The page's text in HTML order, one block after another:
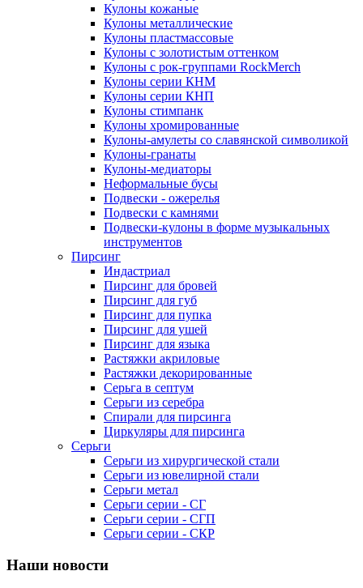
Кулоны кожаные
Кулоны металлические
Кулоны пластмассовые
Кулоны с золотистым оттенком
Кулоны с рок-группами RockMerch
Кулоны серии КНМ
Кулоны серии КНП
Кулоны стимпанк
Кулоны хромированные
Кулоны-амулеты со славянской символикой
Кулоны-гранаты
Кулоны-медиаторы
Неформальные бусы
Подвески - ожерелья
Подвески с камнями
Подвески-кулоны в форме музыкальных
инструментов
Пирсинг
Индастриал
Пирсинг для бровей
Пирсинг для губ
Пирсинг для пупка
Пирсинг для ушей
Пирсинг для языка
Растяжки акриловые
Растяжки декорированные
Серьга в септум
Серьги из серебра
Спирали для пирсинга
Циркуляры для пирсинга
Серьги
Серьги из хирургической стали
Серьги из ювелирной стали
Серьги метал
Серьги серии - СГ
Серьги серии - СГП
Серьги серии - СКР
Наши новости